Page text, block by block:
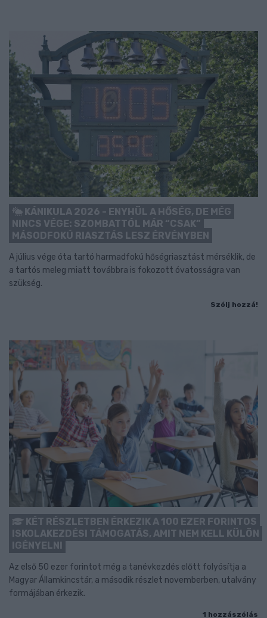
KÁNIKULA 2026 - ENYHÜL A HŐSÉG, DE MÉG
NINCS VÉGE: SZOMBATTÓL MÁR “CSAK”
MÁSODFOKÚ RIASZTÁS LESZ ÉRVÉNYBEN
A július vége óta tartó harmadfokú hőségriasztást mérséklik, de
a tartós meleg miatt továbbra is fokozott óvatosságra van
szükség.
Szólj hozzá!
KÉT RÉSZLETBEN ÉRKEZIK A 100 EZER FORINTOS
ISKOLAKEZDÉSI TÁMOGATÁS, AMIT NEM KELL KÜLÖN
IGÉNYELNI
Az első 50 ezer forintot még a tanévkezdés előtt folyósítja a
Magyar Államkincstár, a második részlet novemberben, utalvány
formájában érkezik.
1 hozzászólás